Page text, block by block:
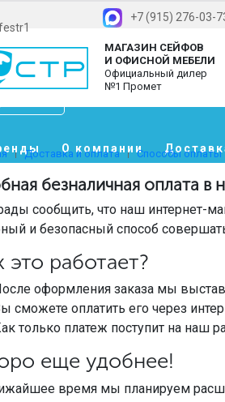
+7 (915) 276-03-
МАГАЗИН СЕЙФОВ
И ОФИСНОЙ МЕБЕЛИ
Официальный дилер
№1 Промет
О компании
Доставка и оплата Способы оплаты
безналичная оплата
сообщить, что наш интернет-
и безопасный способ
это работает?
оформления заказа мы
сможете оплатить его через
только платеж поступит на наш
еще удобнее!
время мы планируем